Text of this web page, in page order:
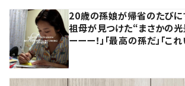
20歳の孫娘が帰省のたびに
祖母が見つけた“まさかの
ーーー！」「最高の孫だ」「こ